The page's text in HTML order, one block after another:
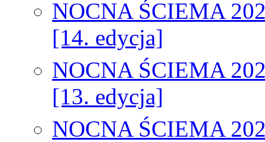
NOCNA ŚCIEMA
[14. edycja]
NOCNA ŚCIEMA
[13. edycja]
NOCNA ŚCIEMA